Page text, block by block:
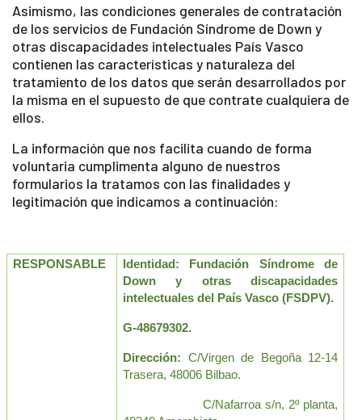
Asimismo, las condiciones generales de contratación
de los servicios de Fundación Síndrome de Down y
otras discapacidades intelectuales País Vasco
contienen las características y naturaleza del
tratamiento de los datos que serán desarrollados por
la misma en el supuesto de que contrate cualquiera de
ellos.
La información que nos facilita cuando de forma
voluntaria cumplimenta alguno de nuestros
formularios la tratamos con las finalidades y
legitimación que indicamos a continuación:
RESPONSABLE
Identidad: Fundación Síndrome de
Down y otras discapacidades
intelectuales del País Vasco (FSDPV).
G-48679302.
Dirección: C/Virgen de Begoña 12-14
Trasera, 48006 Bilbao.
C/Nafarroa s/n, 2º planta,